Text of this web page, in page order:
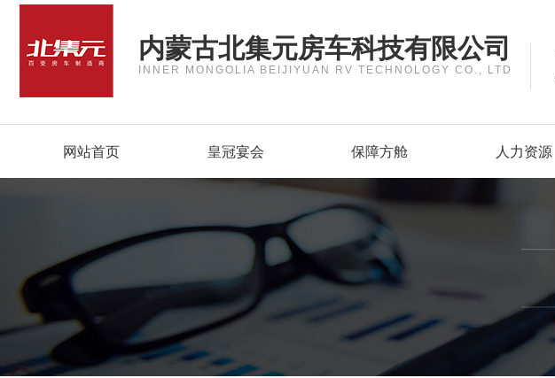
内蒙古北集元房车科技有限公司
INNER MONGOLIA BEIJIYUAN RV TECHNOLOGY CO., LTD
网站首页 皇冠宴会 保障方舱 人力资源